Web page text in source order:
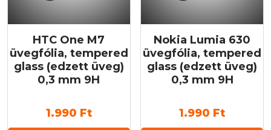
HTC One M7
üvegfólia, tempered
glass (edzett üveg)
0,3 mm 9H
1.990 Ft
Nokia Lumia 630
üvegfólia, tempered
glass (edzett üveg)
0,3 mm 9H
1.990 Ft